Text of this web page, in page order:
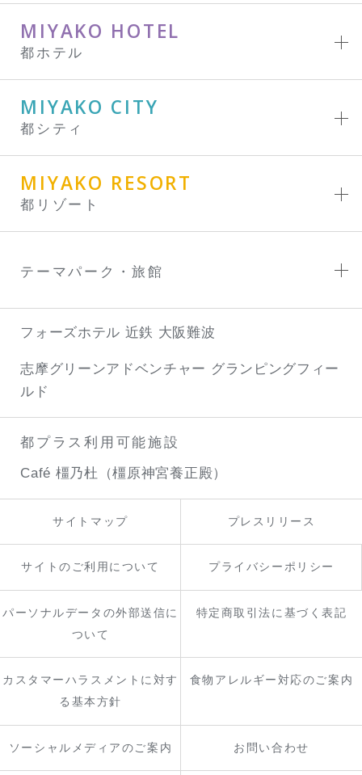
MIYAKO HOTEL
都ホテル
MIYAKO CITY
都シティ
MIYAKO RESORT
都リゾート
テーマパーク・旅館
フォーズホテル 近鉄 大阪難波
志摩グリーンアドベンチャー グランピングフィー
ルド
都プラス利用可能施設
Café 橿乃杜（橿原神宮養正殿）
サイトマップ プレスリリース
サイトのご利用について プライバシーポリシー
パーソナルデータの外部送信に
ついて
特定商取引法に基づく表記
カスタマーハラスメントに対す
る基本方針
食物アレルギー対応のご案内
ソーシャルメディアのご案内 お問い合わせ